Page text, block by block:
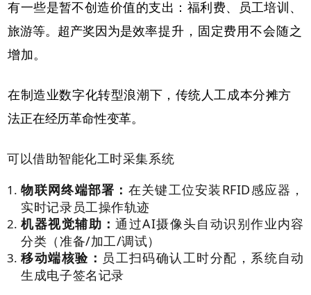
有一些是暂不创造价值的支出： 福利费、员工培训、
旅游等。超产奖因为是效率提升，固定费用不会随之
增加。
在制造业数字化转型浪潮下，传统人工成本分摊方
法正在经历革命性变革。
可以借助智能化工时采集系统
物联网终端部署： 在关键工位安装RFID感应器，
实时记录员工操作轨迹
机器视觉辅助：通过AI摄像头自动识别作业内容
分类（准备/加工/调试）
移动端核验： 员工扫码确认工时分配，系统自动
生成电子签名记录